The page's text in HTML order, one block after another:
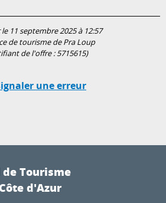
11 septembre 2025 à 12:57
de tourisme de Pra Loup
de l'offre :5715615)
une erreur
Tourisme
d'Azur